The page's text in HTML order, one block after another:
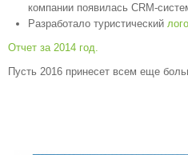
компании появилась CRM-
Разработало туристический
Отчет за 2014 год.
Пусть 2016 принесет всем еще